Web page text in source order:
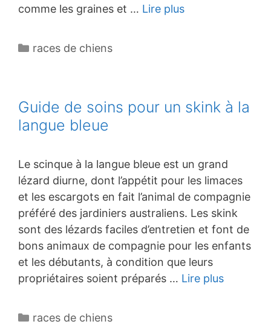
comme les graines et … Lire plus
Catégories
races de chiens
Guide de soins pour un skink à la
langue bleue
Le scinque à la langue bleue est un grand
lézard diurne, dont l’appétit pour les limaces
et les escargots en fait l’animal de compagnie
préféré des jardiniers australiens. Les skink
sont des lézards faciles d’entretien et font de
bons animaux de compagnie pour les enfants
et les débutants, à condition que leurs
propriétaires soient préparés … Lire plus
Catégories
races de chiens